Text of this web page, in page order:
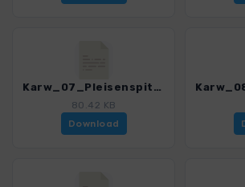
Karw_07_Pleisenspitze_4484_11.gpx
80.42 KB
Download